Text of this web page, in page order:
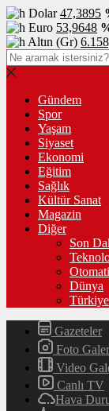
Dolar47,3895
Euro 53,9648
Altın (Gr)
Gündem
Spor
Yaşam
Siyaset
Ekonomi
Eğitim
Sağlık
Kültür Sanat
Magazin
Diğer
Son
Dünya
Türkiye
Gazeteler
Foto
Video
Canlı TV
Hava